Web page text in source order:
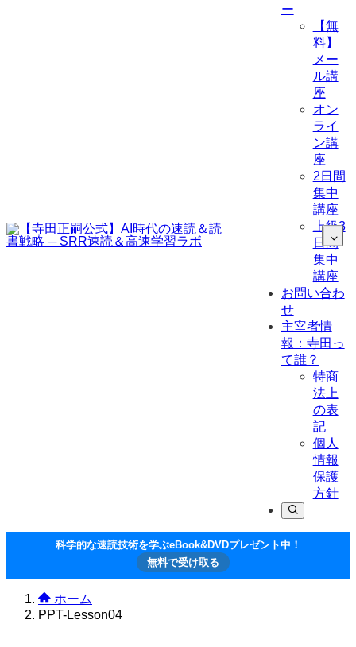
ー
【無
料】
メー
ル講
座
オン
ライ
ン講
座
2日間
集中
講座
上級3
日間
集中
講座
お問い合わ
せ
主宰者情
報：寺田っ
て誰？
特商
法上
の表
記
個人
情報
保護
方針
科学的な速読技術を学ぶeBook&DVDプレゼント中！
無料で受け取る
ホーム
PPT-Lesson04